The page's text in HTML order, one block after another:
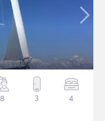
8 3 4